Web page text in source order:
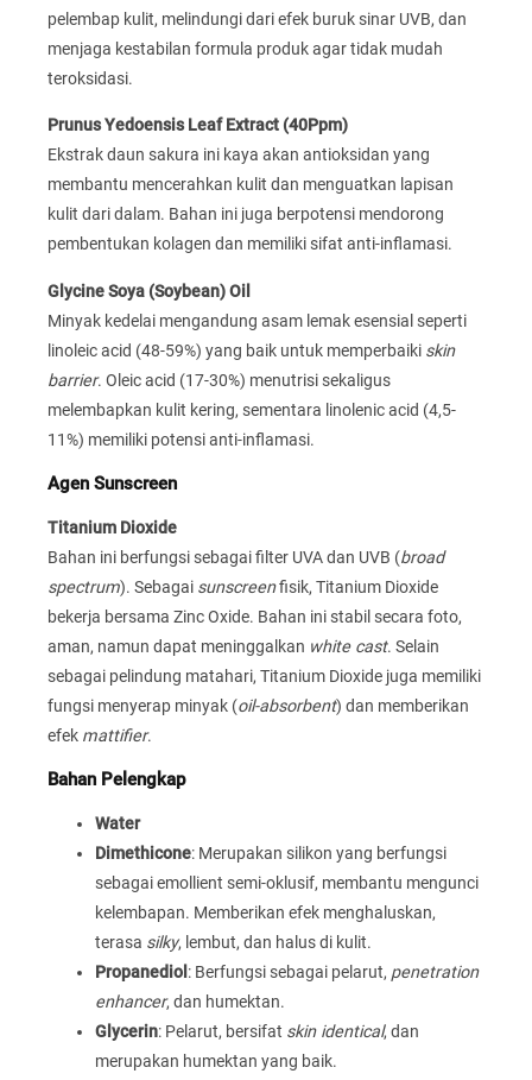
pelembap kulit, melindungi dari efek buruk sinar UVB, dan
menjaga kestabilan formula produk agar tidak mudah
teroksidasi.
Prunus Yedoensis Leaf Extract (40Ppm)
Ekstrak daun sakura ini kaya akan antioksidan yang
membantu mencerahkan kulit dan menguatkan lapisan
kulit dari dalam. Bahan ini juga berpotensi mendorong
pembentukan kolagen dan memiliki sifat anti-inflamasi.
Glycine Soya (Soybean) Oil
Minyak kedelai mengandung asam lemak esensial seperti
linoleic acid (48-59%) yang baik untuk memperbaiki skin
barrier. Oleic acid (17-30%) menutrisi sekaligus
melembapkan kulit kering, sementara linolenic acid (4,5-
11%) memiliki potensi anti-inflamasi.
Agen Sunscreen
Titanium Dioxide
Bahan ini berfungsi sebagai filter UVA dan UVB (broad
spectrum). Sebagai sunscreenfisik, Titanium Dioxide
bekerja bersama Zinc Oxide. Bahan ini stabil secara foto,
aman, namun dapat meninggalkan white cast. Selain
sebagai pelindung matahari, Titanium Dioxide juga memiliki
fungsi menyerap minyak (oil-absorbent) dan memberikan
efek mattifier.
Bahan Pelengkap
Water
Dimethicone: Merupakan silikon yang berfungsi
sebagai emollient semi-oklusif, membantu mengunci
kelembapan. Memberikan efek menghaluskan,
terasa silky, lembut, dan halus di kulit.
Propanediol : Berfungsi sebagai pelarut, penetration
enhancer, dan humektan.
Glycerin: Pelarut, bersifat skin identical, dan
merupakan humektan yang baik.